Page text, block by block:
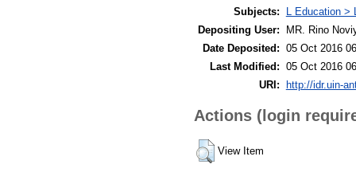
Subjects:
L Education >
Depositing User:
MR. Rino
Date Deposited: 05 Oct 2016
Last Modified: 05 Oct 2016
URI: http://idr.uin-
Actions (login
View Item